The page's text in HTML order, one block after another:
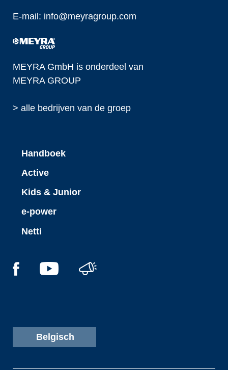
E-mail: info@meyragroup.com
MEYRA GmbH is onderdeel van
MEYRA GROUP
> alle bedrijven van de groep
Handboek
Active
Kids & Junior
e-power
Netti
Belgisch